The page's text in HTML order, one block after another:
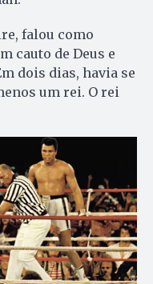
falou como
cauto de Deus e
dois dias, havia se
um rei. O rei